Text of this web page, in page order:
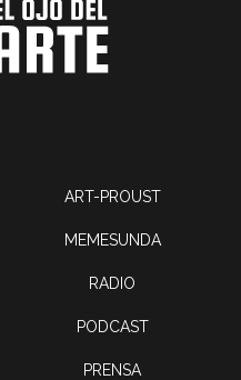
ART-PROUST
MEMESUNDA
RADIO
PODCAST
PRENSA